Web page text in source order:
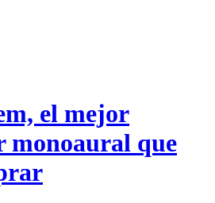
el mejor
monoaural que